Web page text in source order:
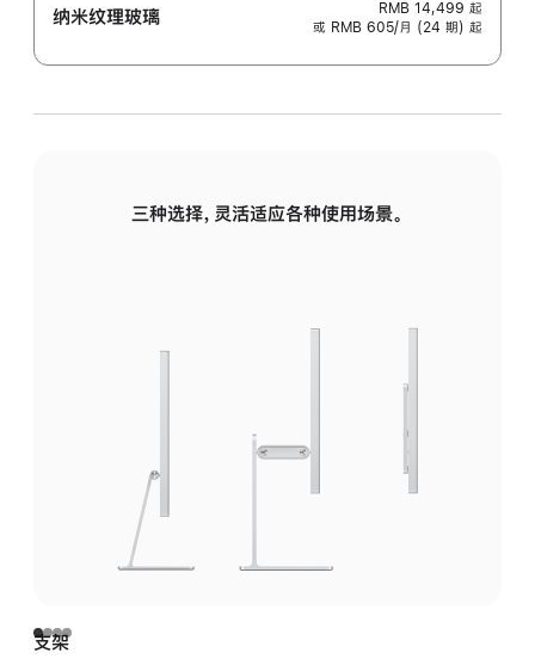
纳米纹理玻璃 RMB 14,499 起
或 RMB 605/月 (24 期) 起
三种选择，灵活适应各种使用场景。
支架